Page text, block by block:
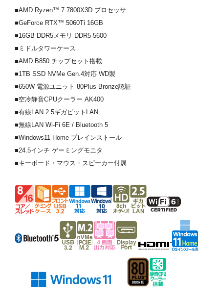
■AMD Ryzen™ 7 7800X3D プロセッサ
■GeForce RTX™ 5060Ti 16GB
■16GB DDR5メモリ DDR5-5600
■ミドルタワーケース
■AMD B850 チップセット搭載
■1TB SSD NVMe Gen.4対応 WD製
■650W 電源ユニット 80Plus Bronze認証
■空冷静音CPUクーラー AK400
■有線LAN 2.5ギガビットLAN
■無線LAN Wi-Fi 6E / Bluetooth 5
■Windows11 Home プレインストール
■24.5インチ ゲーミングモニタ
■キーボード・マウス・スピーカー付属